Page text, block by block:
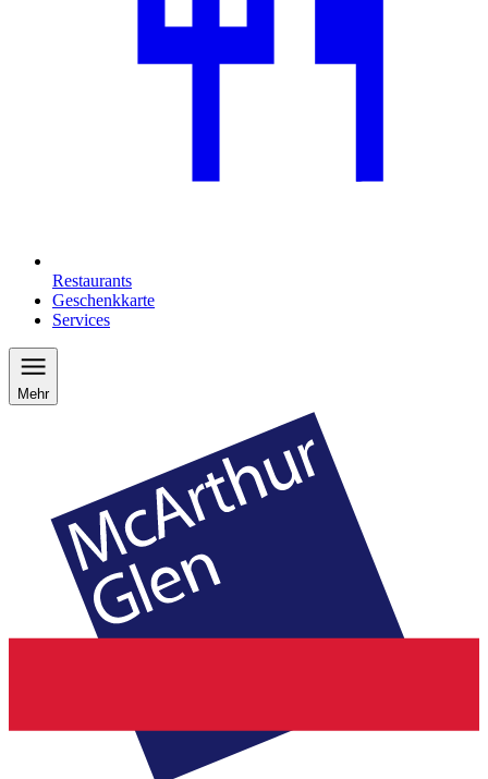
Restaurants
Geschenkkarte
Services
Mehr